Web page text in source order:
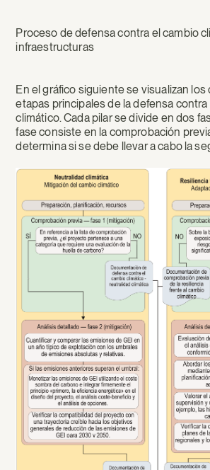
Proceso de defensa contra el cambio
infraestructuras
En el gráfico siguiente se visualizan los
etapas principales de la defensa contra
climático. Cada pilar se divide en dos
fase consiste en la comprobación
determina si se debe llevar a cabo la